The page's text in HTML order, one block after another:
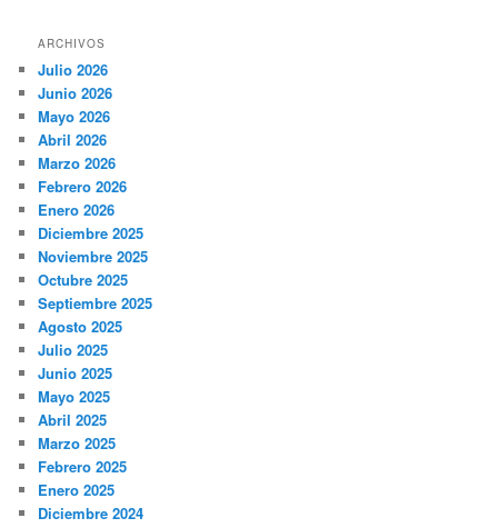
ARCHIVOS
Julio 2026
Junio 2026
Mayo 2026
Abril 2026
Marzo 2026
Febrero 2026
Enero 2026
Diciembre 2025
Noviembre 2025
Octubre 2025
Septiembre 2025
Agosto 2025
Julio 2025
Junio 2025
Mayo 2025
Abril 2025
Marzo 2025
Febrero 2025
Enero 2025
Diciembre 2024